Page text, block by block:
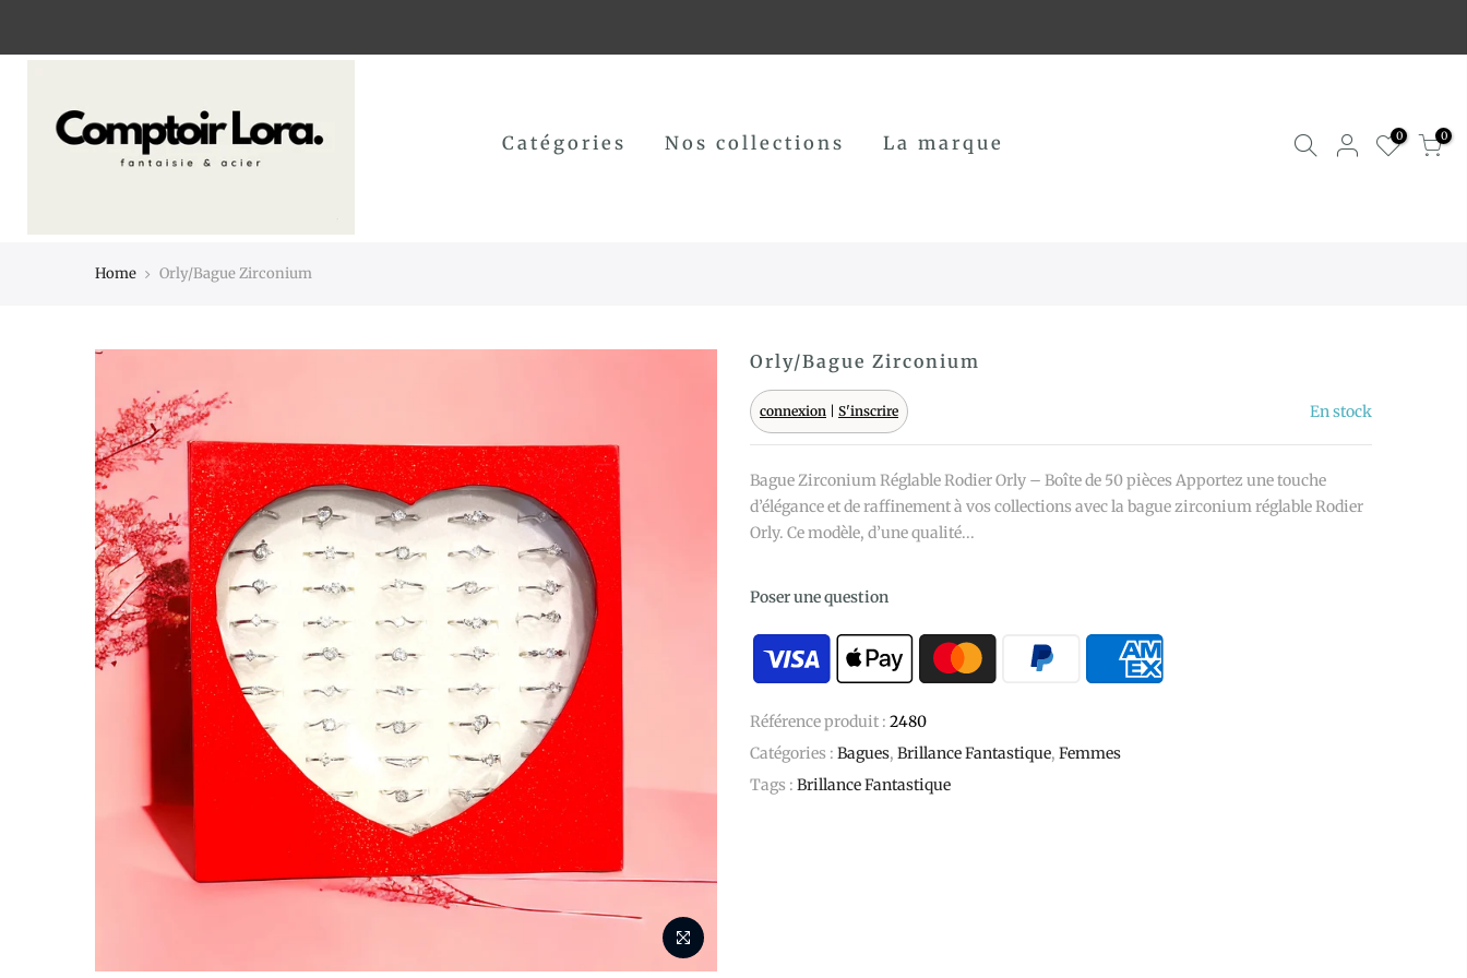
Catégories Nos collections La marque 0 0
Home Orly/Bague Zirconium
Orly/Bague Zirconium
connexion | S'inscrire En stock
Bague Zirconium Réglable Rodier Orly – Boîte de 50 pièces Apportez une touche
d’élégance et de raffinement à vos collections avec la bague zirconium réglable Rodier
Orly. Ce modèle, d’une qualité...
Poser une question
Référence produit : 2480
Catégories : Bagues, Brillance Fantastique, Femmes
Tags : Brillance Fantastique